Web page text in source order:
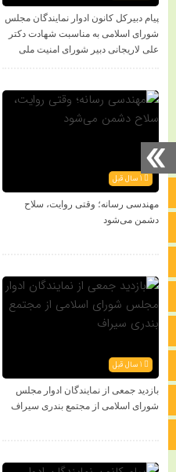
صفحه نخست
تالار گفتمان
ایتا
آپارات
اینستاگرام
پیام دبیرکل کانون ادوار نمایندگان مجلس
شورای اسلامی به مناسبت شهادت دکتر
علی لاریجانی دبیر شورای امنیت ملی
1 سال قبل
مهندسی رسانه؛ وقتی روایت، سلاح
دشمن می‌شود
1 سال قبل
بازدید جمعی از نمایندگان ادوار مجلس
شورای اسلامی از مجتمع بندری سیراف